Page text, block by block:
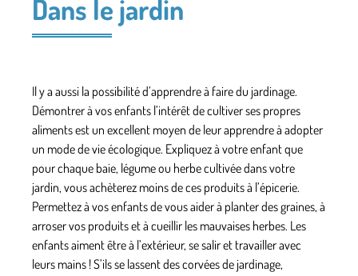
Dans le jardin
Il y a aussi la possibilité d’apprendre à faire du jardinage.
Démontrer à vos enfants l’intérêt de cultiver ses propres
aliments est un excellent moyen de leur apprendre à adopter
un mode de vie écologique. Expliquez à votre enfant que
pour chaque baie, légume ou herbe cultivée dans votre
jardin, vous achèterez moins de ces produits à l’épicerie.
Permettez à vos enfants de vous aider à planter des graines, à
arroser vos produits et à cueillir les mauvaises herbes. Les
enfants aiment être à l’extérieur, se salir et travailler avec
leurs mains ! S’ils se lassent des corvées de jardinage,